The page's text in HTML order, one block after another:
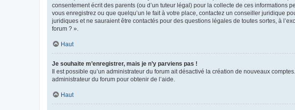
consentement écrit des parents (ou d’un tuteur légal) pour la collecte de ces informations
vous enregistrez ou que quelqu’un le fait à votre place, contactez un conseiller juridique
juridiques et ne sauraient être contactés pour des questions légales de toutes sortes, à
forum ? ».
Haut
Je souhaite m’enregistrer, mais je n’y parviens pas !
Il est possible qu’un administrateur du forum ait désactivé la création de nouveaux
administrateur du forum pour obtenir de l’aide.
Haut